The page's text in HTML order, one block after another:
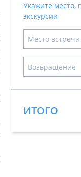
Укажите место,
экскурсии
ИТОГО